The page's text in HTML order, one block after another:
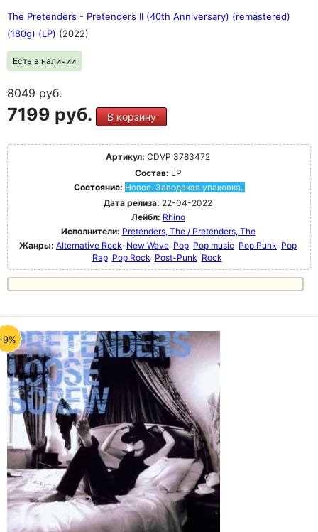
The Pretenders - Pretenders II (40th Anniversary) (remastered)
(180g) (LP) (2022)
Есть в наличии
8049руб.
7199 руб. В корзину
Артикул: CDVP 3783472
Состав: LP
Состояние: Новое. Заводская упаковка.
Дата релиза: 22-04-2022
Лейбл: Rhino
Исполнители: Pretenders, The / Pretenders, The
Жанры: Alternative Rock New Wave Pop Pop music Pop Punk Pop
Rap Pop Rock Post-Punk Rock
9%